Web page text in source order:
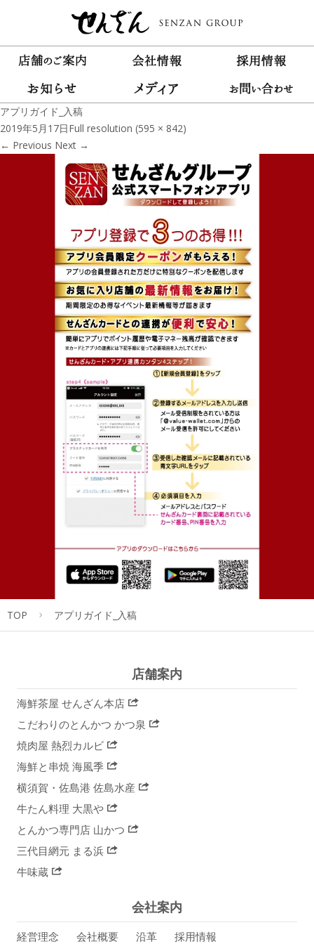
アプリガイド_入稿
2019年5月17日Full resolution (595 × 842)
← Previous Next →
TOP アプリガイド_入稿
店舗案内
海鮮茶屋 せんざん本店
こだわりのとんかつ かつ泉
焼肉屋 熱烈カルビ
海鮮と串焼 海風季
横須賀・佐島港 佐島水産
牛たん料理 大黒や
とんかつ専門店 山かつ
三代目網元 まる浜
牛味蔵
会社案内
経営理念 会社概要 沿革 採用情報